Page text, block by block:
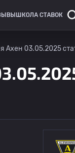
ШКОЛА СТАВОК
Ахен 03.05.2025